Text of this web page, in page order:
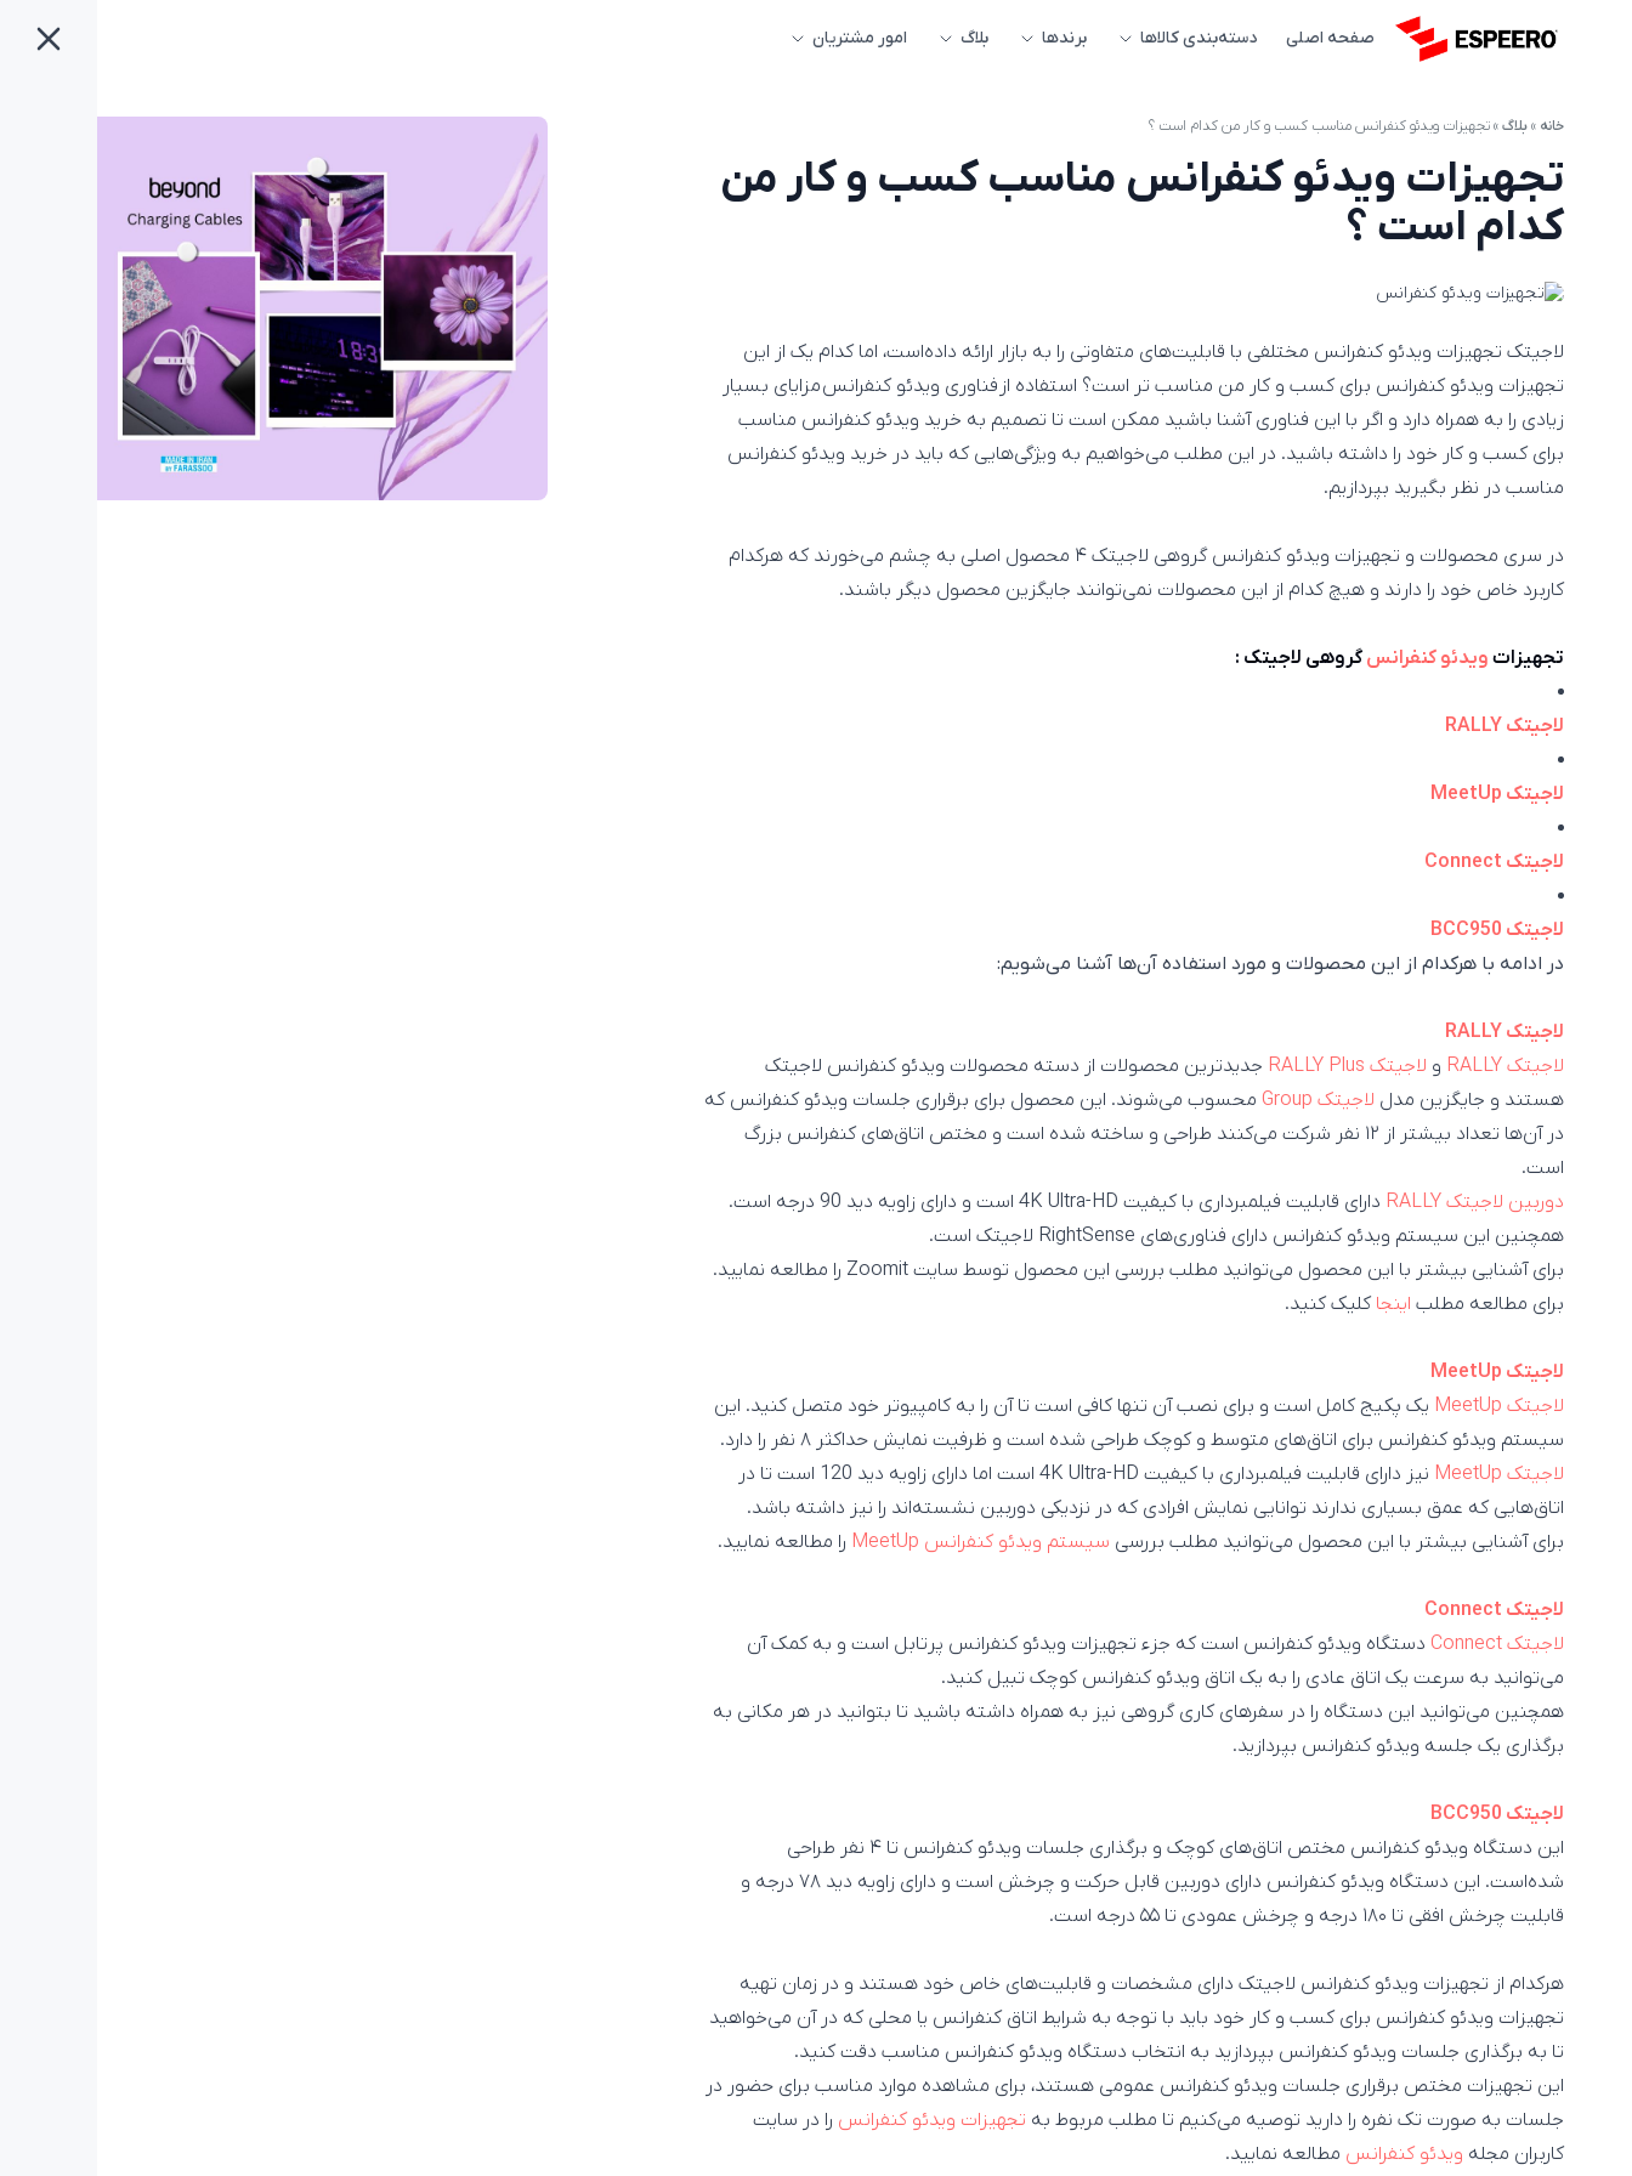
صفحه اصلی دسته‌بندی کالاها برندها بلاگ امور مشتریان
خانه »بلاگ»تجهیزات ویدئو کنفرانس مناسب کسب و کار من کدام است ؟
تجهیزات ویدئو کنفرانس مناسب کسب و کار من
کدام است ؟
لاجیتک تجهیزات ویدئو کنفرانس مختلفی با قابلیت‌های متفاوتی را به بازار ارائه داده‌است، اما کدام یک از این
تجهیزات ویدئو کنفرانس برای کسب و کار من مناسب‌ تر است؟ استفاده از فناوری ویدئو کنفرانس مزایای بسیار
زیادی را به همراه دارد و اگر با این فناوری آشنا باشید ممکن است تا تصمیم به خرید ویدئو کنفرانس مناسب
برای کسب و کار خود را داشته باشید. در این مطلب می‌خواهیم به ویژگی‌هایی که باید در خرید ویدئو کنفرانس
مناسب در نظر بگیرید بپردازیم.
در سری محصولات و تجهیزات ویدئو کنفرانس گروهی لاجیتک ۴ محصول اصلی به چشم می‌خورند که هرکدام
کاربرد خاص خود را دارند و هیچ کدام از این محصولات نمی‌توانند جایگزین محصول دیگر باشند.
تجهیزات ویدئو کنفرانس گروهی لاجیتک :
لاجیتک RALLY
لاجیتک MeetUp
لاجیتک Connect
لاجیتک BCC950
در ادامه با هرکدام از این محصولات و مورد استفاده آن‌ها آشنا می‌شویم:
لاجیتک RALLY
لاجیتک RALLY
و لاجیتک RALLY Plus
جدیدترین محصولات از دسته محصولات ویدئو کنفرانس لاجیتک
هستند و جایگزین مدل لاجیتک Group
محسوب می‌شوند. این محصول برای برقراری جلسات ویدئو کنفرانس که
در آن‌ها تعداد بیشتر از ۱۲ نفر شرکت می‌کنند طراحی و ساخته شده است و مختص اتاق‌های کنفرانس بزرگ
است.
دوربین لاجیتک RALLY
دارای قابلیت فیلمبرداری با کیفیت 4K Ultra-HD است و دارای زاویه دید 90 درجه است.
همچنین این سیستم ویدئو کنفرانس دارای فناوری‌های RightSense لاجیتک است.
برای آشنایی بیشتر با این محصول می‌توانید مطلب بررسی این محصول توسط سایت Zoomit را مطالعه نمایید.
برای مطالعه مطلب اینجا کلیک کنید.
لاجیتک MeetUp
لاجیتک MeetUp
یک پکیج کامل است و برای نصب آن تنها کافی است تا آن را به کامپیوتر خود متصل کنید. این
سیستم ویدئو کنفرانس برای اتاق‌های متوسط و کوچک طراحی شده است و ظرفیت نمایش حداکثر ۸ نفر را دارد.
لاجیتک MeetUp
نیز دارای قابلیت فیلمبرداری با کیفیت 4K Ultra-HD است اما دارای زاویه دید 120 است تا در
اتاق‌هایی که عمق بسیاری ندارند توانایی نمایش افرادی که در نزدیکی دوربین نشسته‌اند را نیز داشته باشد.
برای آشنایی بیشتر با این محصول می‌توانید مطلب بررسی سیستم ویدئو کنفرانس MeetUp را مطالعه نمایید.
لاجیتک Connect
لاجیتک Connect
دستگاه ویدئو کنفرانس است که جزء تجهیزات ویدئو کنفرانس پرتابل است و به کمک آن
می‌توانید به سرعت یک اتاق عادی را به یک اتاق ویدئو کنفرانس کوچک تبیل کنید.
همچنین می‌توانید این دستگاه را در سفرهای کاری گروهی نیز به همراه داشته باشید تا بتوانید در هر مکانی به
برگذاری یک جلسه ویدئو کنفرانس بپردازید.
لاجیتک BCC950
این دستگاه ویدئو کنفرانس مختص اتاق‌های کوچک و برگذاری جلسات ویدئو کنفرانس تا ۴ نفر طراحی
شده‌است. این دستگاه ویدئو کنفرانس دارای دوربین قابل حرکت و چرخش است و دارای زاویه دید ۷۸ درجه و
قابلیت چرخش افقی تا ۱۸۰ درجه و چرخش عمودی تا ۵۵ درجه است.
هرکدام از تجهیزات ویدئو کنفرانس لاجیتک دارای مشخصات و قابلیت‌های خاص خود هستند و در زمان تهیه
تجهیزات ویدئو کنفرانس برای کسب و کار خود باید با توجه به شرایط اتاق کنفرانس یا محلی که در آن می‌خواهید
تا به برگذاری جلسات ویدئو کنفرانس بپردازید به انتخاب دستگاه ویدئو کنفرانس مناسب دقت کنید.
این تجهیزات مختص برقراری جلسات ویدئو کنفرانس عمومی هستند، برای مشاهده موارد مناسب برای حضور در
جلسات به صورت تک نفره را دارید توصیه می‌کنیم تا مطلب مربوط به تجهیزات ویدئو کنفرانس را در سایت
کاربران مجله ویدئو کنفرانس مطالعه نمایید.